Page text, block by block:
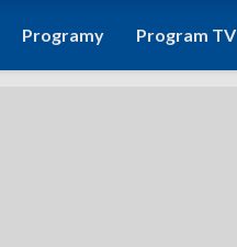
Programy Program TV